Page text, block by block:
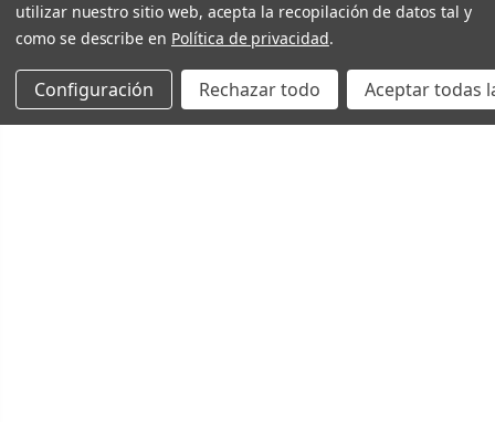
utilizar nuestro sitio web, acepta la recopilación de datos tal y
como se describe en Política de privacidad.
Configuración Rechazar todo Aceptar todas